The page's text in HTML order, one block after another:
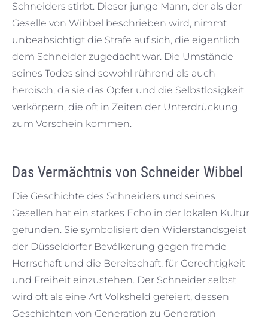
Schneiders stirbt. Dieser junge Mann, der als der
Geselle von Wibbel beschrieben wird, nimmt
unbeabsichtigt die Strafe auf sich, die eigentlich
dem Schneider zugedacht war. Die Umstände
seines Todes sind sowohl rührend als auch
heroisch, da sie das Opfer und die Selbstlosigkeit
verkörpern, die oft in Zeiten der Unterdrückung
zum Vorschein kommen.
Das Vermächtnis von Schneider Wibbel
Die Geschichte des Schneiders und seines
Gesellen hat ein starkes Echo in der lokalen Kultur
gefunden. Sie symbolisiert den Widerstandsgeist
der Düsseldorfer Bevölkerung gegen fremde
Herrschaft und die Bereitschaft, für Gerechtigkeit
und Freiheit einzustehen. Der Schneider selbst
wird oft als eine Art Volksheld gefeiert, dessen
Geschichten von Generation zu Generation